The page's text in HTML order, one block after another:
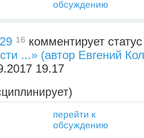
обсуждению
16 комментирует
...» (автор Евгений
19.17
перейти к
обсуждению